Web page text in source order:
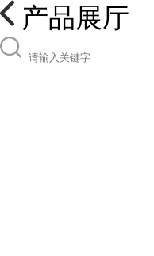
产品展厅